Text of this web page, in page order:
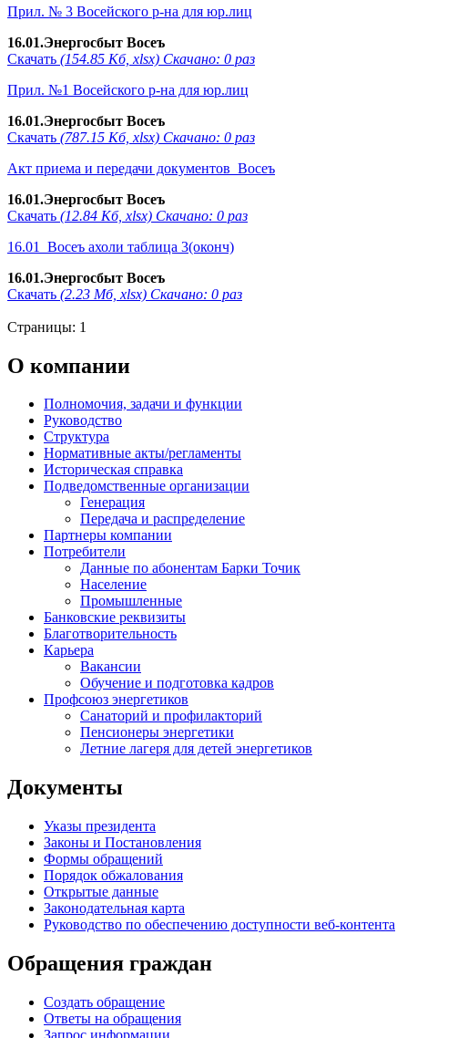
Прил. № 3 Восейского р-на для юр.лиц
16.01.Энергосбыт Восеъ
Скачать (154.85 Кб, xlsx) Скачано: 0 раз
Прил. №1 Восейского р-на для юр.лиц
16.01.Энергосбыт Восеъ
Скачать (787.15 Кб, xlsx) Скачано: 0 раз
Акт приема и передачи документов_Восеъ
16.01.Энергосбыт Восеъ
Скачать (12.84 Кб, xlsx) Скачано: 0 раз
16.01_Восеъ ахоли таблица 3(оконч)
16.01.Энергосбыт Восеъ
Скачать (2.23 Мб, xlsx) Скачано: 0 раз
Страницы: 1
О компании
Полномочия, задачи и функции
Руководство
Структура
Нормативные акты/регламенты
Историческая справка
Подведомственные организации
Генерация
Передача и распределение
Партнеры компании
Потребители
Данные по абонентам Барки Точик
Население
Промышленные
Банковские реквизиты
Благотворительность
Карьера
Вакансии
Обучение и подготовка кадров
Профсоюз энергетиков
Санаторий и профилакторий
Пенсионеры энергетики
Летние лагеря для детей энергетиков
Документы
Указы президента
Законы и Постановления
Формы обращений
Порядок обжалования
Открытые данные
Законодательная карта
Руководство по обеспечению доступности веб-контента
Обращения граждан
Создать обращение
Ответы на обращения
Запрос информации